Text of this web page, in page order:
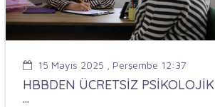
15 Mayıs 2025 , Perşembe 12:37
HBBDEN ÜCRETSİZ PSİKOLOJİK
...